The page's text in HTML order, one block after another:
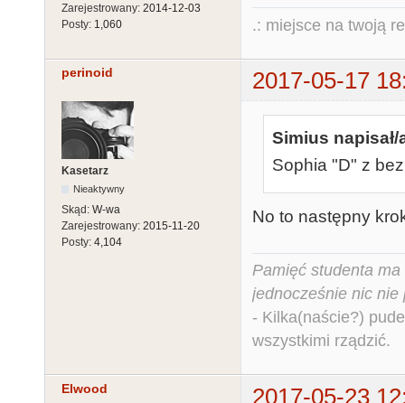
Zarejestrowany: 2014-12-03
Posty: 1,060 .: miejsce na twoją
perinoid 2017-05-17
Kasetarz
Nieaktywny
Skąd: W-wa
Zarejestrowany: 2015-11-20
Posty: 4,104
Simius napisał/
Sophia "D" z
No to następny
Pamięć studenta
jednocześnie nic nie
- Kilka(naście?)
wszystkimi rządzić.
Elwood 2017-05-23